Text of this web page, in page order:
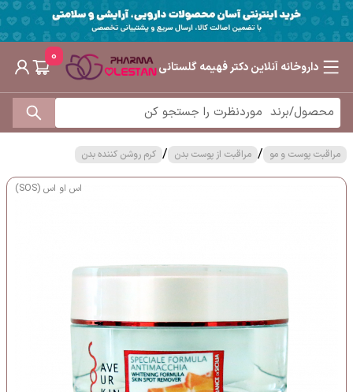
داروخانه آنلاین دکتر فهیمه گلستانی
0
مراقبت پوست و مو / مراقبت از پوست بدن / کرم روشن کننده بدن
اس او اس (SOS)